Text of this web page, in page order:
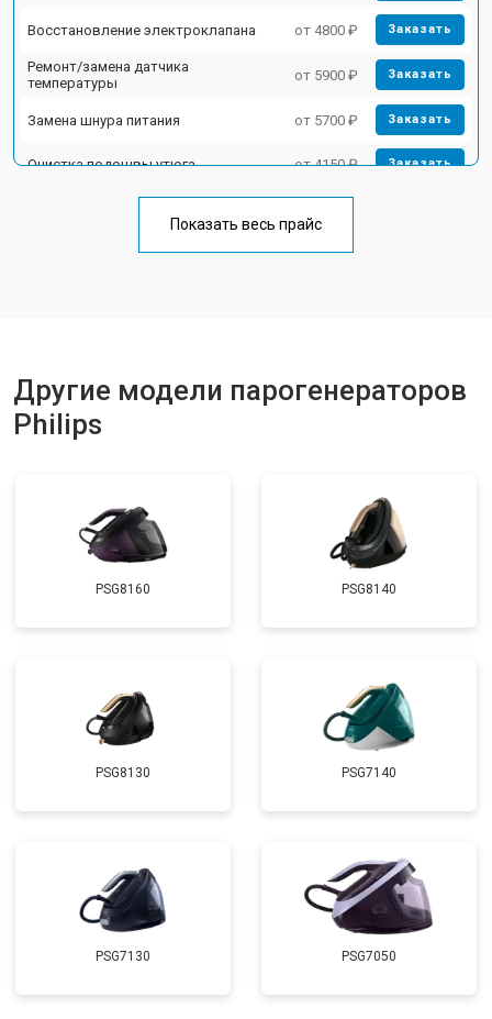
Восстановление электроклапана от 4800 ₽ Заказать
Ремонт/замена датчика
температуры
от 5900 ₽ Заказать
Замена шнура питания от 5700 ₽ Заказать
Очистка подошвы утюга от 4150 ₽ Заказать
Корпусный ремонт (замена резинок,
Профилактическая чистка от 4700 ₽
Показать весь прайс
Другие модели парогенераторов
Philips
PSG8160 PSG8140
PSG8130 PSG7140
PSG7130 PSG7050